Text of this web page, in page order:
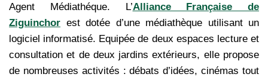
Agent Médiathéque. L’Alliance Française de
Ziguinchor est dotée d’une médiathèque utilisant un
logiciel informatisé. Equipée de deux espaces lecture et
consultation et de deux jardins extérieurs, elle propose
de nombreuses activités : débats d’idées, cinémas tout